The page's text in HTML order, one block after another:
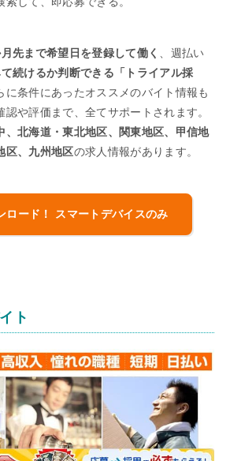
先まで希望日を登録して働く
、週払い
続けるか判断できる「トライアル採
に条件にあったオススメのバイト情報も
認や評価まで、全てサポートされます。
、北海道・東北地区、関東地区、甲信地
区、九州地区の求人情報があります。
ロード！ スマートデバイスのみ
ト